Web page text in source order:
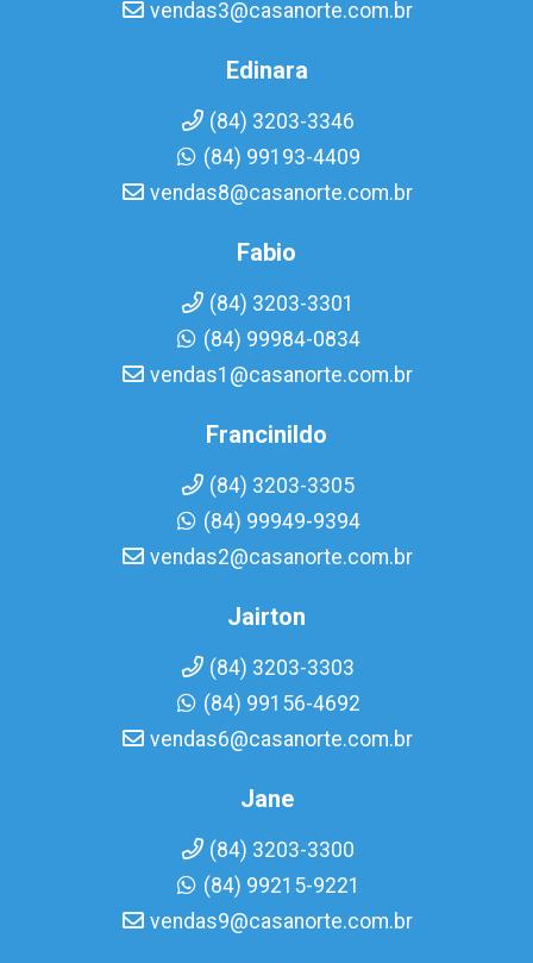
vendas3@casanorte.com.br
Edinara
(84) 3203-3346
(84) 99193-4409
vendas8@casanorte.com.br
Fabio
(84) 3203-3301
(84) 99984-0834
vendas1@casanorte.com.br
Francinildo
(84) 3203-3305
(84) 99949-9394
vendas2@casanorte.com.br
Jairton
(84) 3203-3303
(84) 99156-4692
vendas6@casanorte.com.br
Jane
(84) 3203-3300
(84) 99215-9221
vendas9@casanorte.com.br